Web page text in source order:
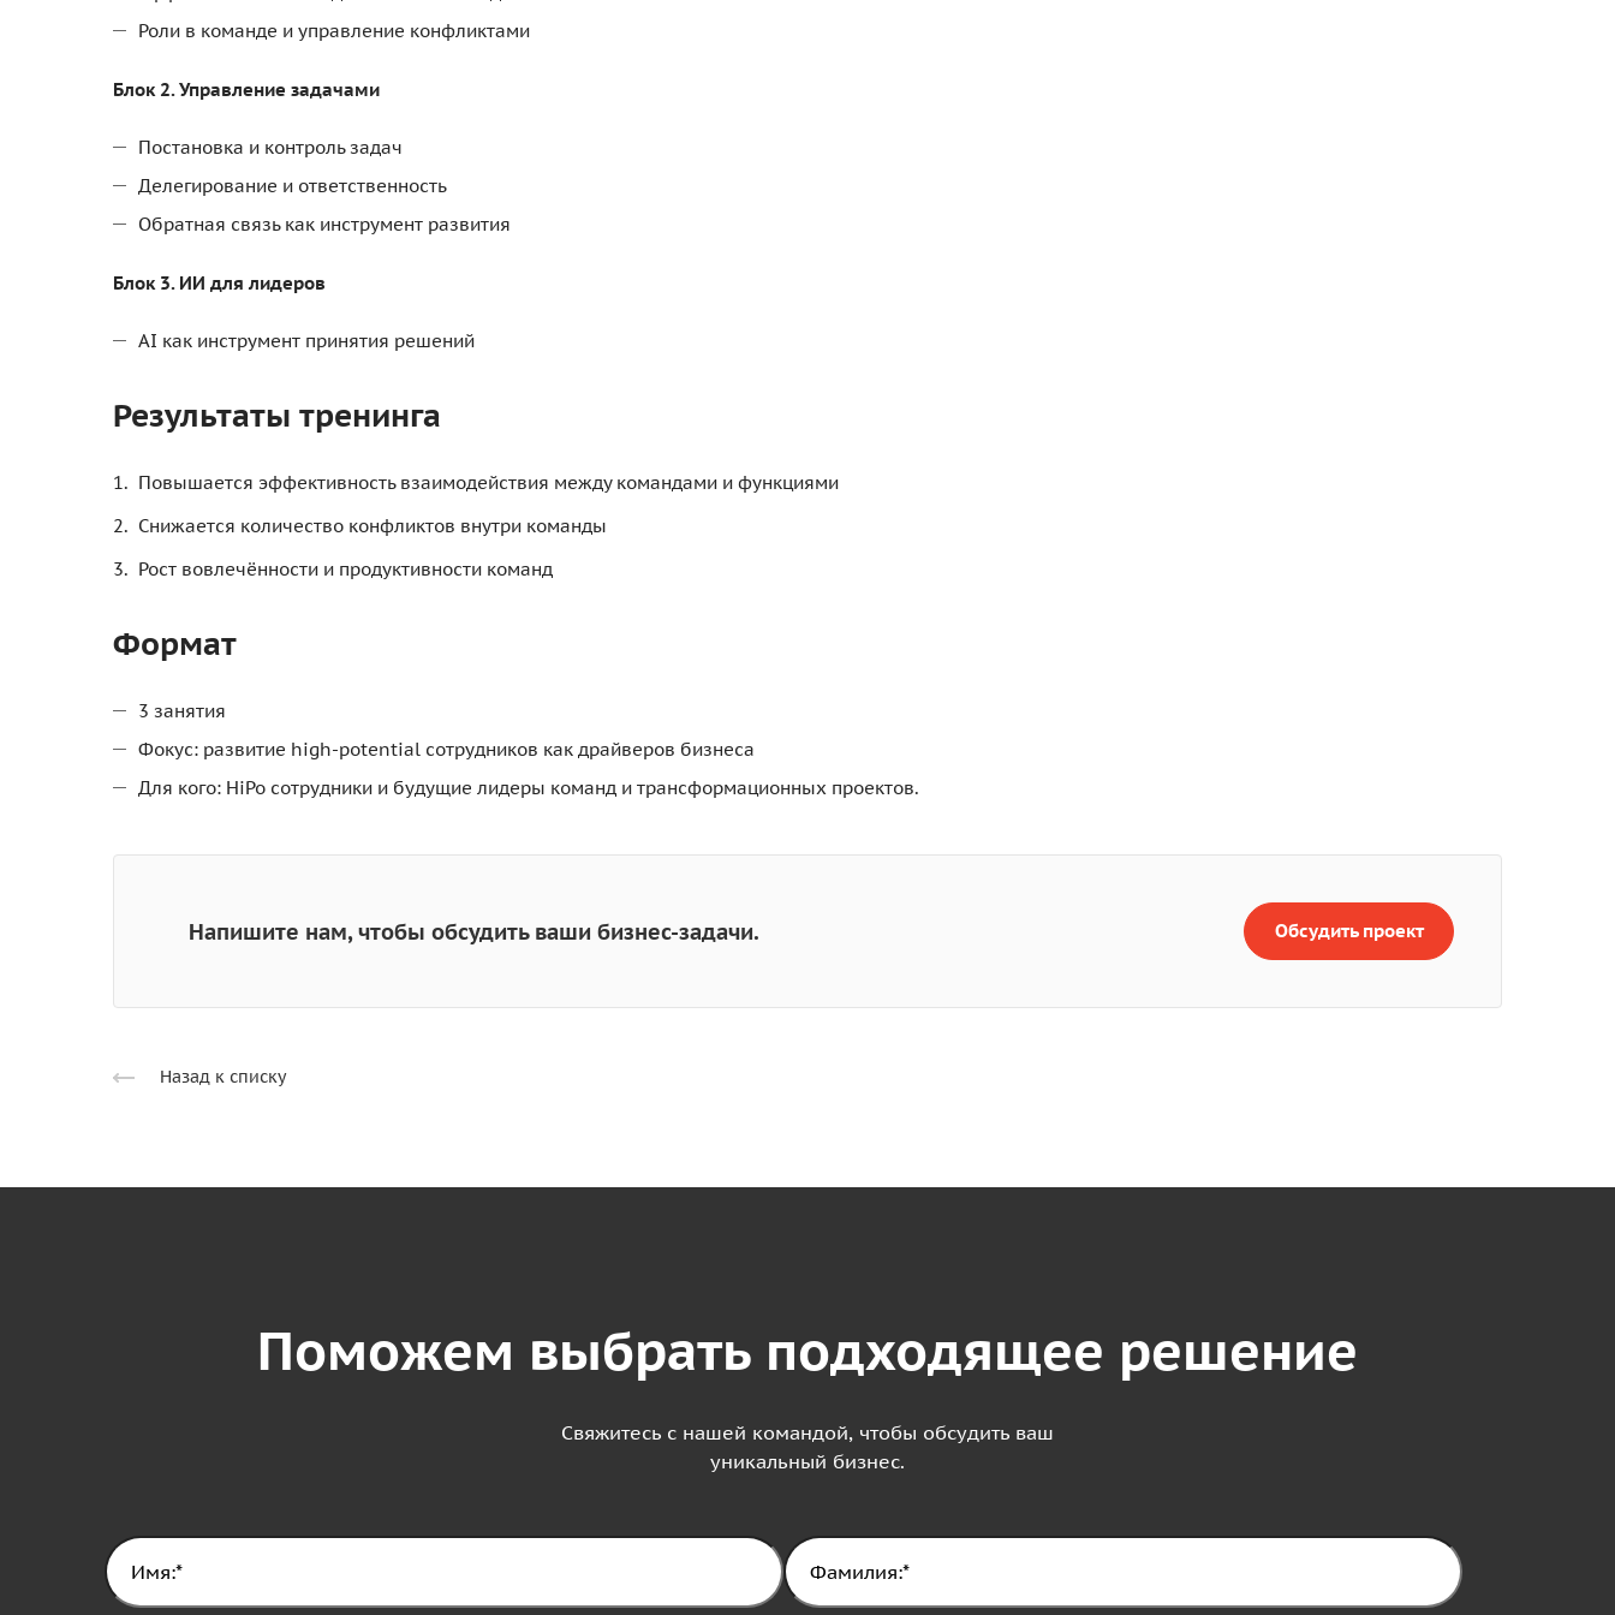
Роли в команде и управление конфликтами
Блок 2. Управление задачами
Постановка и контроль задач
Делегирование и ответственность
Обратная связь как инструмент развития
Блок 3. ИИ для лидеров
AI как инструмент принятия решений
Результаты тренинга
Повышается эффективность взаимодействия между командами и функциями
Снижается количество конфликтов внутри команды
Рост вовлечённости и продуктивности команд
Формат
3 занятия
Фокус: развитие high-potential сотрудников как драйверов бизнеса
Для кого: HiPo сотрудники и будущие лидеры команд и трансформационных проектов.
Напишите нам, чтобы обсудить ваши бизнес-задачи. Обсудить проект
Назад к списку
Поможем выбрать подходящее решение
Свяжитесь с нашей командой, чтобы обсудить ваш
уникальный бизнес.